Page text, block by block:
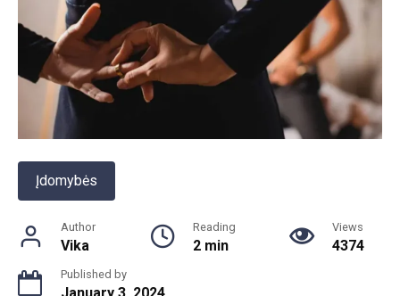
Įdomybės
Author
Vika
Reading
2 min
Views
4374
Published by